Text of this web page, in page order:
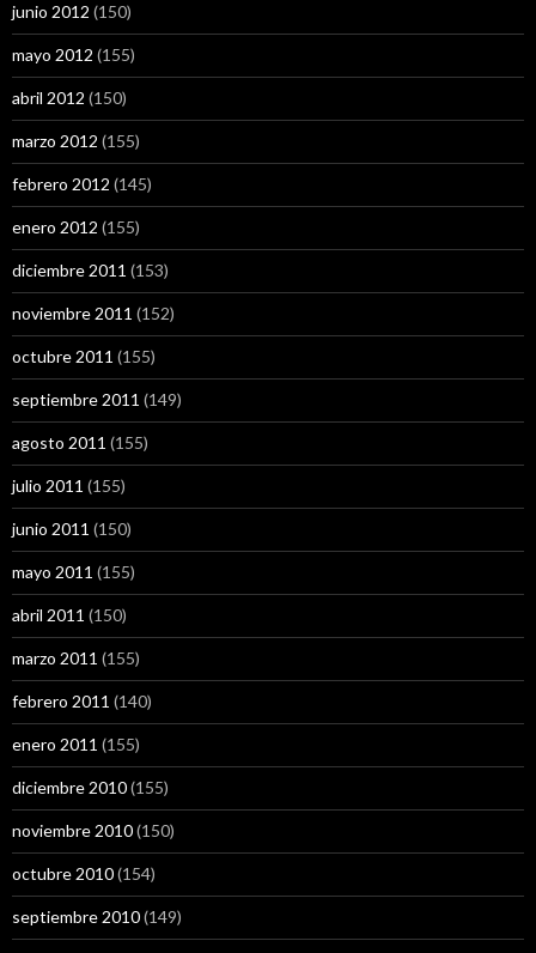
junio 2012 (150)
mayo 2012 (155)
abril 2012 (150)
marzo 2012 (155)
febrero 2012 (145)
enero 2012 (155)
diciembre 2011 (153)
noviembre 2011 (152)
octubre 2011 (155)
septiembre 2011 (149)
agosto 2011 (155)
julio 2011 (155)
junio 2011 (150)
mayo 2011 (155)
abril 2011 (150)
marzo 2011 (155)
febrero 2011 (140)
enero 2011 (155)
diciembre 2010(155)
noviembre 2010(150)
octubre 2010(154)
septiembre 2010(149)